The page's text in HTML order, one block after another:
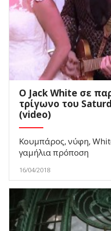
Ο Jack White σε
τρίγωνο του
(video)
Κουμπάρος, νύφη,
γαμήλια πρόποση
16/04/2018